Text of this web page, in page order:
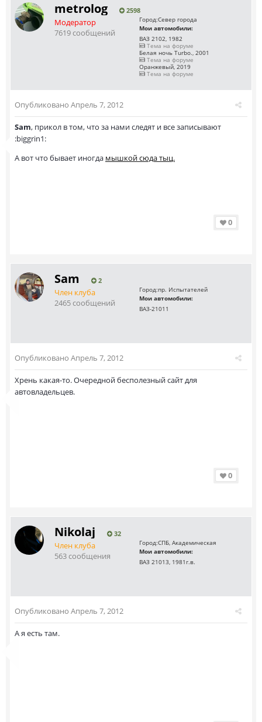
metrolog 2598
Модератор
7619 сообщений
Город:Север города
Мои автомобили:
ВАЗ 2102, 1982
Тема на форуме
Белая ночь Turbo., 2001
Тема на форуме
Оранжевый, 2019
Тема на форуме
Опубликовано Апрель 7, 2012
Sam, прикол в том, что за нами следят и все записывают
:biggrin1:
А вот что бывает иногда мышкой сюда тыц.
0
Sam 2
Член клуба
2465 сообщений
Город:пр. Испытателей
Мои автомобили:
ВАЗ-21011
Опубликовано Апрель 7, 2012
Хрень какая-то. Очередной бесполезный сайт для
автовладельцев.
0
Nikolaj 32
Член клуба
563 сообщения
Город:СПБ, Академическая
Мои автомобили:
ВАЗ 21013, 1981г.в.
Опубликовано Апрель 7, 2012
А я есть там.